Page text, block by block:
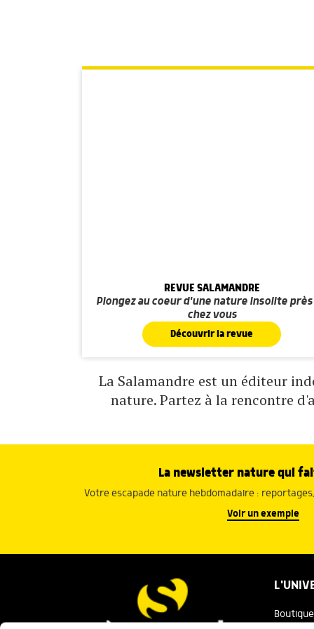
REVUE SALAMANDRE
Plongez au coeur d'une nature insolite
chez vous
Découvrir la revue
La Salamandre est un éditeur
nature. Partez à la rencontre
La newsletter nature qui
Votre escapade nature hebdomadaire :
Voir un exemple